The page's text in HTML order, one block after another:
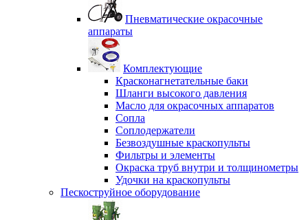
Пневматические окрасочные
аппараты
Комплектующие
Красконагнетательные баки
Шланги высокого давления
Масло для окрасочных аппаратов
Сопла
Соплодержатели
Безвоздушные краскопульты
Фильтры и элементы
Окраска труб внутри и толщинометры
Удочки на краскопульты
Пескоструйное оборудование